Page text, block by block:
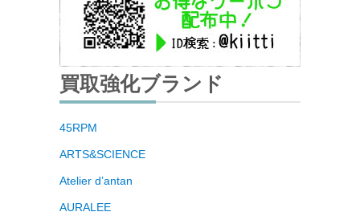
買取強化ブランド
45RPM
ARTS&SCIENCE
Atelier d’antan
AURALEE